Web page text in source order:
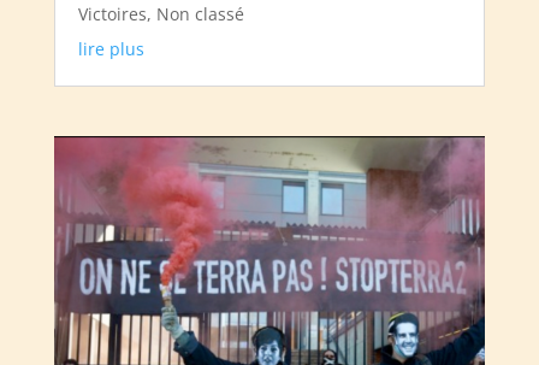
Victoires, Non classé
lire plus